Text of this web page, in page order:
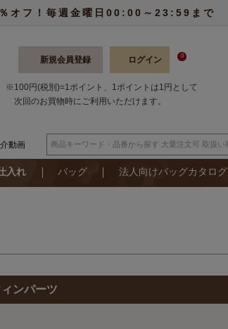
オフ！毎週金曜日00:00～23:59まで
新規会員登録 ログイン 0
※100円(税別)=1ポイント、1ポイントは1円として
次回のお買物時にご利用いただけます。
動画
入れ バッグ 法人向けバッグカタログ
ィンパーツ